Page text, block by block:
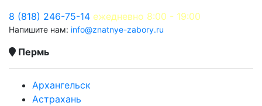
8 (818) 246-75-14 ежедневно 8:00 - 19:00
Напишите нам: info@znatnye-zabory.ru
Пермь
Архангельск
Астрахань